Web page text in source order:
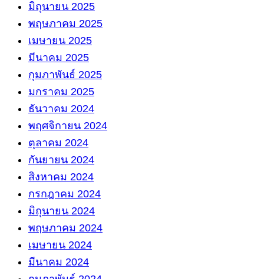
มิถุนายน 2025
พฤษภาคม 2025
เมษายน 2025
มีนาคม 2025
กุมภาพันธ์ 2025
มกราคม 2025
ธันวาคม 2024
พฤศจิกายน 2024
ตุลาคม 2024
กันยายน 2024
สิงหาคม 2024
กรกฎาคม 2024
มิถุนายน 2024
พฤษภาคม 2024
เมษายน 2024
มีนาคม 2024